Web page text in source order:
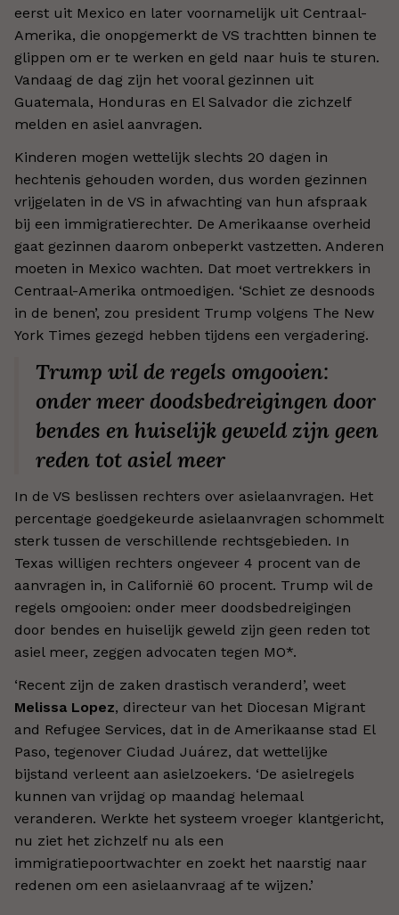
eerst uit Mexico en later voornamelijk uit Centraal-
Amerika, die onopgemerkt de VS trachtten binnen te
glippen om er te werken en geld naar huis te sturen.
Vandaag de dag zijn het vooral gezinnen uit
Guatemala, Honduras en El Salvador die zichzelf
melden en asiel aanvragen.
Kinderen mogen wettelijk slechts 20 dagen in
hechtenis gehouden worden, dus worden gezinnen
vrijgelaten in de VS in afwachting van hun afspraak
bij een immigratierechter. De Amerikaanse overheid
gaat gezinnen daarom onbeperkt vastzetten. Anderen
moeten in Mexico wachten. Dat moet vertrekkers in
Centraal-Amerika ontmoedigen. ‘Schiet ze desnoods
in de benen’, zou president Trump volgens The New
York Times gezegd hebben tijdens een vergadering.
Trump wil de regels omgooien:
onder meer doodsbedreigingen door
bendes en huiselijk geweld zijn geen
reden tot asiel meer
In de VS beslissen rechters over asielaanvragen. Het
percentage goedgekeurde asielaanvragen schommelt
sterk tussen de verschillende rechtsgebieden. In
Texas willigen rechters ongeveer 4 procent van de
aanvragen in, in Californië 60 procent. Trump wil de
regels omgooien: onder meer doodsbedreigingen
door bendes en huiselijk geweld zijn geen reden tot
asiel meer, zeggen advocaten tegen MO*.
‘Recent zijn de zaken drastisch veranderd’, weet
Melissa Lopez, directeur van het Diocesan Migrant
and Refugee Services, dat in de Amerikaanse stad El
Paso, tegenover Ciudad Juárez, dat wettelijke
bijstand verleent aan asielzoekers. ‘De asielregels
kunnen van vrijdag op maandag helemaal
veranderen. Werkte het systeem vroeger klantgericht,
nu ziet het zichzelf nu als een
immigratiepoortwachter en zoekt het naarstig naar
redenen om een asielaanvraag af te wijzen.’